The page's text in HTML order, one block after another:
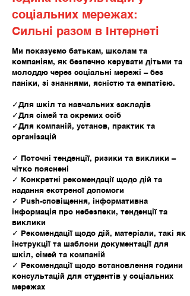
соціальних мережах:
Сильні разом в Інтернеті
Ми показуємо батькам, школам та
компаніям, як безпечно керувати дітьми та
молоддю через соціальні мережі – без
паніки, зі знаннями, ясністю та емпатією.
✓Для шкіл та навчальних закладів
✓Для сімей та окремих осіб
✓Для компаній, установ, практик та
організацій
✓ Поточні тенденції, ризики та виклики –
чітко пояснені
✓ Конкретні рекомендації щодо дій та
надання екстреної допомоги
✓ Push-сповіщення, інформативна
інформація про небезпеки, тенденції та
виклики
✓ Рекомендації щодо дій, матеріали, такі як
інструкції та шаблони документації для
шкіл, сімей та компаній
✓ Рекомендації щодо встановлення години
консультацій для студентів у соціальних
мережах